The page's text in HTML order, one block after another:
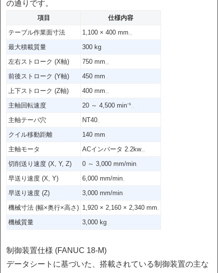
の通りです。
項目
仕様内容
テーブル作業面寸法
1,100 × 400 mm
最大積載質量
300 kg
左右ストローク (X軸)
750 mm
前後ストローク (Y軸)
450 mm
上下ストローク (Z軸)
400 mm
主軸回転速度
20 ～ 4,500 min⁻¹
主軸テーパ穴
NT40
クイル移動距離
140 mm
主軸モータ
ACインバータ 2.2kw
切削送り速度 (X, Y, Z)
0 ～ 3,000 mm/min
早送り速度 (X, Y)
6,000 mm/min
早送り速度 (Z)
3,000 mm/min
機械寸法 (幅×奥行×高さ) 1,920 × 2,160 × 2,340 mm
機械質量
3,000 kg
制御装置仕様 (FANUC 18-M)
データシートに基づいた、搭載されている制御装置の主な